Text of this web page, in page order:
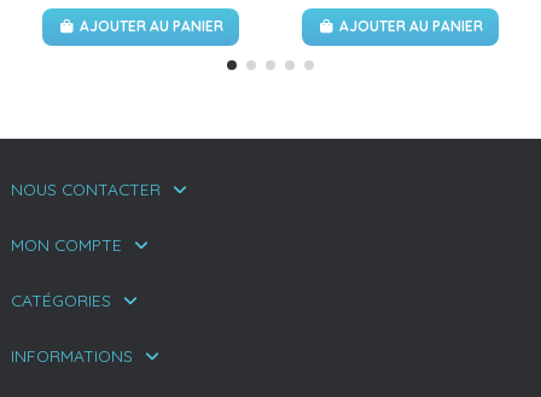
AJOUTER AU PANIER AJOUTER AU PANIER
NOUS CONTACTER
MON COMPTE
CATÉGORIES
INFORMATIONS